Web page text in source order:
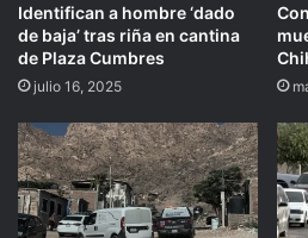
Identifican a hombre ‘dado
de baja’ tras riña en cantina
de Plaza Cumbres
julio 16, 2025